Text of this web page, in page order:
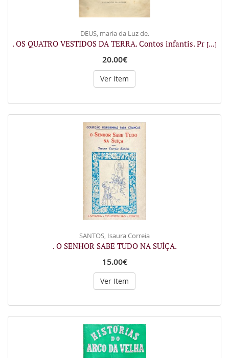
DEUS, maria da Luz de.
. OS QUATRO VESTIDOS DA TERRA. Contos infantis. Pr [...]
20.00€
Ver Item
SANTOS, Isaura Correia
. O SENHOR SABE TUDO NA SUÍÇA.
15.00€
Ver Item